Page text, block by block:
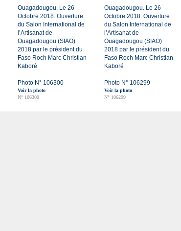
Ouagadougou. Le 26
Octobre 2018. Ouverture
du Salon International de
l’Artisanat de
Ouagadougou (SIAO)
2018 par le président du
Faso Roch Marc Christian
Kaboré
Photo N° 106300
Voir la photo
N° 106300
Ouagadougou. Le 26
Octobre 2018. Ouverture
du Salon International de
l’Artisanat de
Ouagadougou (SIAO)
2018 par le président du
Faso Roch Marc Christian
Kaboré
Photo N° 106299
Voir la photo
N° 106299